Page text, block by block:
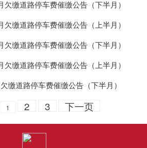
欠缴道路停车费催缴公告（下半月）
欠缴道路停车费催缴公告（上半月）
欠缴道路停车费催缴公告（下半月）
欠缴道路停车费催缴公告（上半月）
缴道路停车费催缴公告（下半月）
1 2 3 下一页